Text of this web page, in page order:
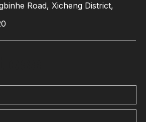
Road, Xicheng District,